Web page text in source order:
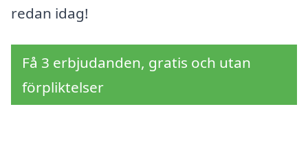
redan idag!
Få 3 erbjudanden, gratis och utan
förpliktelser